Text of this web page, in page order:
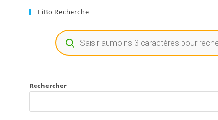
FiBo Recherche
Rechercher